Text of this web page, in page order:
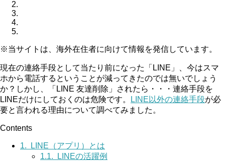
※当サイトは、海外在住者に向けて情報を発信しています。
現在の連絡手段として当たり前になった「LINE」、今はスマ
ホから電話するということが減ってきたのでは無いでしょう
か？しかし、「LINE 友達削除」されたら・・・連絡手段を
LINEだけにしておくのは危険です。
LINE以外の連絡手段が必
要と言われる理由について調べてみました。
Contents
1. LINE（アプリ）とは
1.1. LINEの活躍例